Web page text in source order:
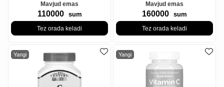
Mavjud emas
110000 sum
Tez orada keladi
Mavjud emas
160000 sum
Tez orada keladi
Yangi Yangi